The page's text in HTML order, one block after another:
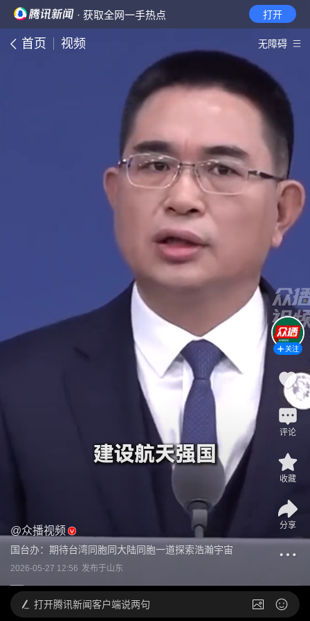
· 获取全网一手热点 打开
首页 视频 无障碍
@众播视频
国台办：期待台湾同胞同大陆同胞一道探索浩瀚宇宙
2026-05-27 12:56 发布于山东
关注
评论
收藏
分享
打开腾讯新闻客户端说两句